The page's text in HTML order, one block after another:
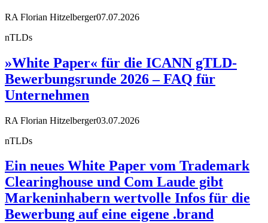
RA Florian Hitzelberger07.07.2026
nTLDs
»White Paper« für die ICANN gTLD-
Bewerbungsrunde 2026 – FAQ für
Unternehmen
RA Florian Hitzelberger03.07.2026
nTLDs
Ein neues White Paper vom Trademark
Clearinghouse und Com Laude gibt
Markeninhabern wertvolle Infos für die
Bewerbung auf eine eigene .brand